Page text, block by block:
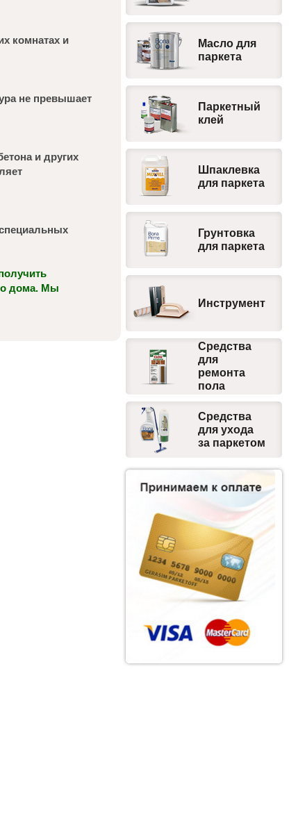
комнатах и
не превышает
и других
дома. Мы
Масло для
паркета
Паркетный
клей
Шпаклевка
для паркета
Грунтовка
для паркета
Инструмент
Средства
для
ремонта
пола
Средства
для ухода
за паркетом